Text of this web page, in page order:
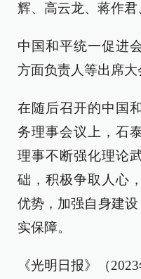
辉、高云龙、蒋作君
中国和平统一促进
方面负责人等出席大
在随后召开的中国
务理事会议上，石
理事不断强化理论
础，积极争取人心
优势，加强自身建
实保障。
《光明日报》（